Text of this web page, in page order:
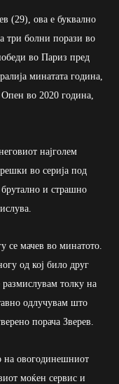
(29), ова е буквално
три болни порази во
во Париз пред
минатата година,
во 2020 година,
најголем
во серија под
и страшно
се мачев во минатото.
од кој било друг
толку на
одлучувам што
порача Зверев.
на овогодинешниот
моќен сервис и